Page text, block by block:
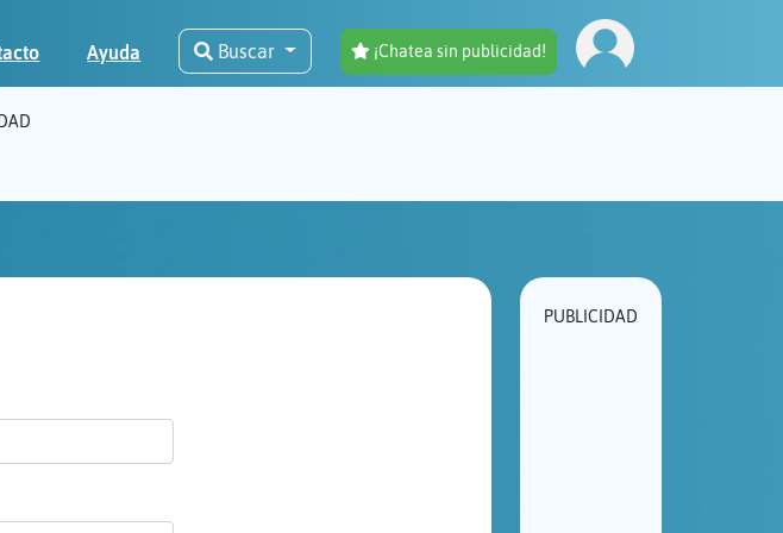
Ayuda Buscar ¡Chatea sin publicidad!
PUBLICIDAD